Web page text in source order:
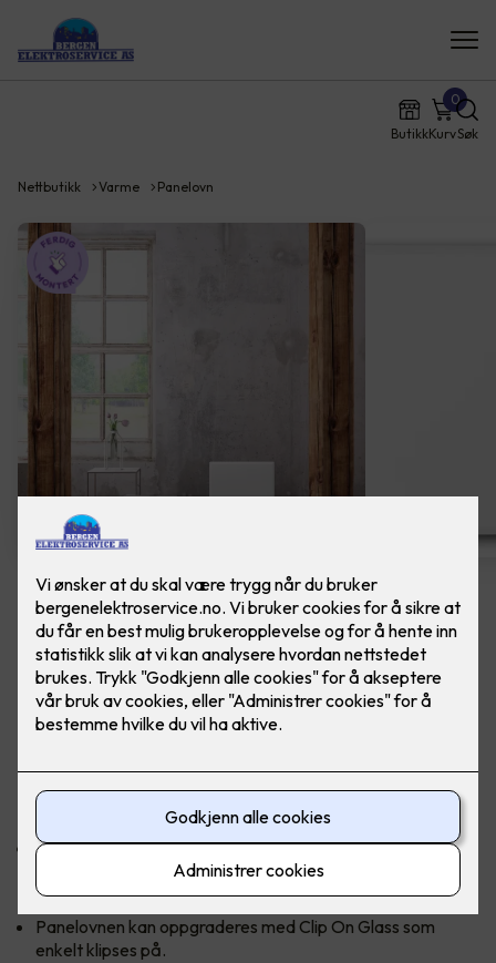
ButikkKurv
0
Søk
Nettbutikk Varme Panelovn
Nobø Top Panelovn 1000W
Ferdig montert utskift panelovn - Nobø Top
1000W inkl. kontrollenhet
smart luftutslipp i topp sikrer ovnen optimal varmefordeling.
Nobø har markedets mest nøyaktige termostat som sikrer
en jevn og behagelig innetemperatur selv om
utetemperaturen plutselig skulle falle.
Panelovnen kan oppgraderes med Clip On Glass som
enkelt klipses på.